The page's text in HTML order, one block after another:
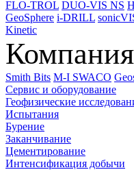
FLO-TROL DUO-VIS NS
GeoSphere i-DRILL
Kinetic
Компания
Smith Bits M-I SWACO
Сервис и оборудование
Геофизические
Испытания
Бурение
Заканчивание
Цементирование
Интенсификация добычи